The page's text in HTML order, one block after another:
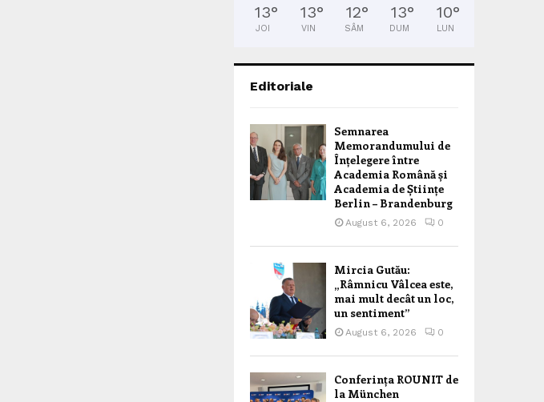
13°
JOI
13°
VIN
12°
SÂM
13°
DUM
10°
LUN
Editoriale
Semnarea
Memorandumului de
Înțelegere între
Academia Română și
Academia de Științe
Berlin – Brandenburg
August 6, 2026 0
Mircia Gutău:
„Râmnicu Vâlcea este,
mai mult decât un loc,
un sentiment”
August 6, 2026 0
Conferința ROUNIT de
la München